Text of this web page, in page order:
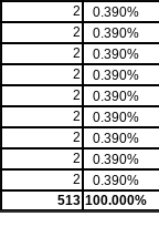
2
0.390%
2
0.390%
2
0.390%
2
0.390%
2
0.390%
2
0.390%
2
0.390%
2
0.390%
2
0.390%
513 100.000%